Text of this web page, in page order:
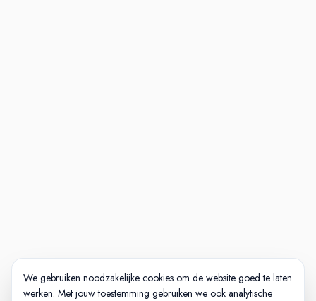
We gebruiken noodzakelijke cookies om de website goed te laten
werken. Met jouw toestemming gebruiken we ook analytische